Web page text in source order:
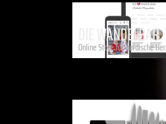
DIE WANDELBAR
Online Store für nordische